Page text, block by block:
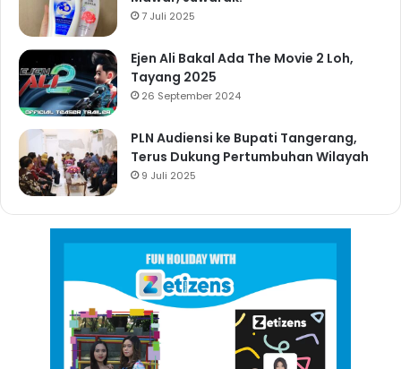
7 Juli 2025
Ejen Ali Bakal Ada The Movie 2 Loh,
Tayang 2025
26 September 2024
PLN Audiensi ke Bupati Tangerang,
Terus Dukung Pertumbuhan Wilayah
9 Juli 2025